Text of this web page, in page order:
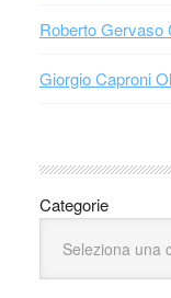
Roberto Gervaso
Giorgio Caproni
Categorie